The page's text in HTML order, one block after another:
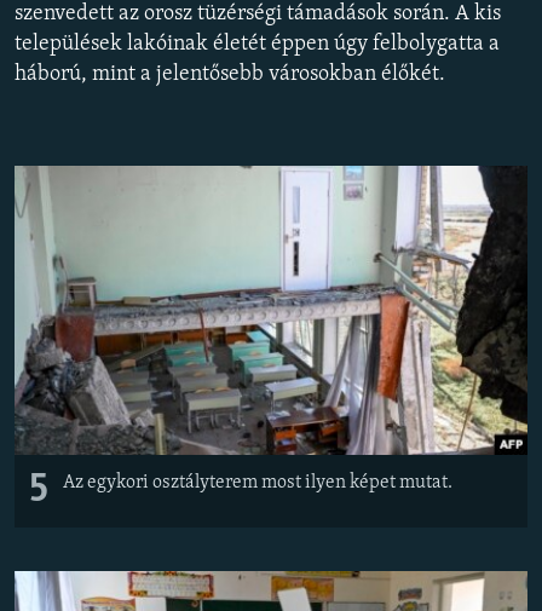
TÁRSADALOM
DEMOKRÁCIA
VILÁG
KLÍMAVÁLTOZÁS
A MÚLT TANULSÁGAI
KÖVESSEN MINKET!
szenvedett az orosz tüzérségi támadások során. A kis
települések lakóinak életét éppen úgy felbolygatta a
háború, mint a jelentősebb városokban élőkét.
5 Az egykori osztályterem most ilyen képet mutat.